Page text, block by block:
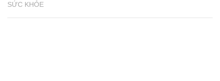
SỨC KHỎE